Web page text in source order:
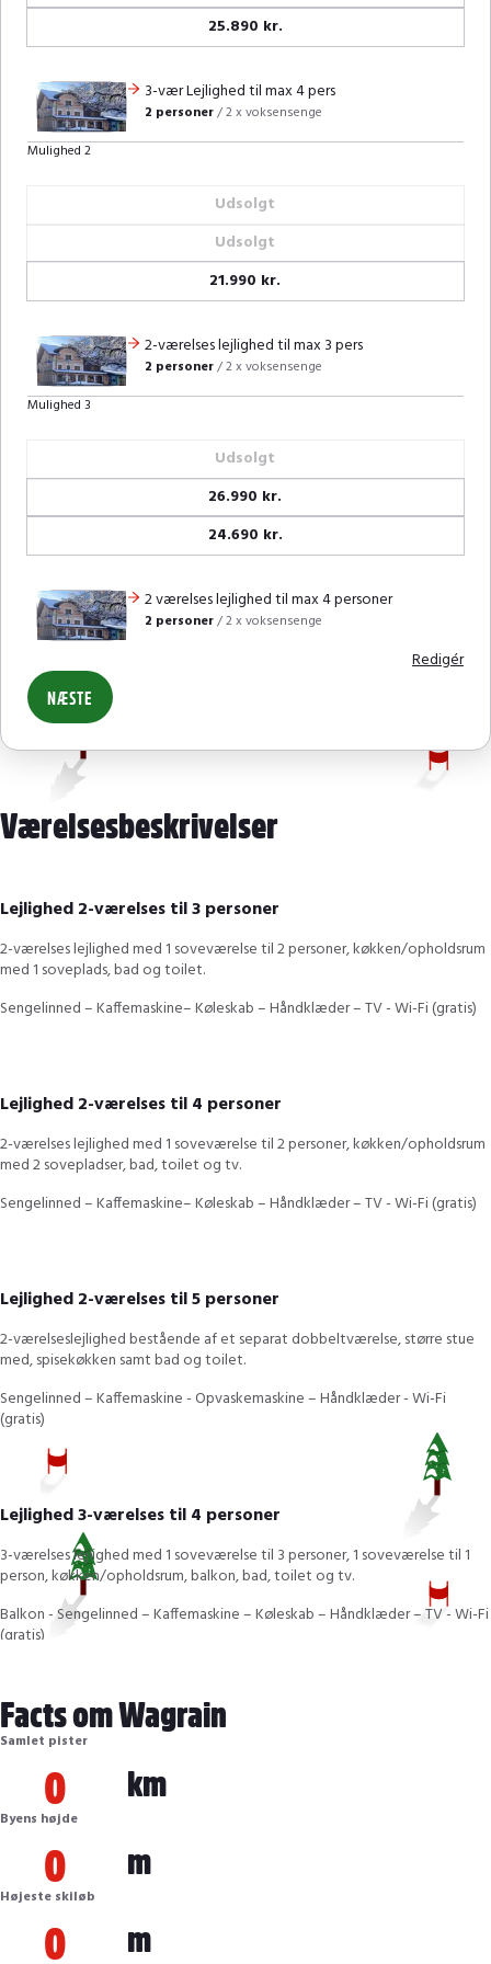
25.890 kr.
3-vær Lejlighed til max 4 pers
2 personer/2 x voksensenge
Mulighed 2
Udsolgt
Udsolgt
21.990 kr.
2-værelses lejlighed til max 3 pers
2 personer/2 x voksensenge
Mulighed 3
Udsolgt
26.990 kr.
24.690 kr.
2 værelses lejlighed til max 4 personer
2 personer/2 x voksensenge
Redigér
NÆSTE
Værelsesbeskrivelser
Lejlighed 2-værelses til 3 personer
2-værelses lejlighed med 1 soveværelse til 2 personer, køkken/opholdsrum
med 1 soveplads, bad og toilet.
Sengelinned – Kaffemaskine– Køleskab – Håndklæder – TV - Wi-Fi (gratis)
Lejlighed 2-værelses til 4 personer
2-værelses lejlighed med 1 soveværelse til 2 personer, køkken/opholdsrum
med 2 sovepladser, bad, toilet og tv.
Sengelinned – Kaffemaskine– Køleskab – Håndklæder – TV - Wi-Fi (gratis)
Lejlighed 2-værelses til 5 personer
2-værelseslejlighed bestående af et separat dobbeltværelse, større stue
med, spisekøkken samt bad og toilet.
Sengelinned – Kaffemaskine - Opvaskemaskine – Håndklæder - Wi-Fi
(gratis)
Lejlighed 3-værelses til 4 personer
3-værelses lejlighed med 1 soveværelse til 3 personer, 1 soveværelse til 1
person, køkken/opholdsrum, balkon, bad, toilet og tv.
Balkon - Sengelinned – Kaffemaskine – Køleskab – Håndklæder – TV - Wi-Fi
(gratis)
Lejlighed 3-Værelser til 5 Personer
3-værelses lejlighed bestående af et dobbeltværelse, et børneværelse, og
en stor stue med med 1 opredning. Wohnkuche, samt bad og toilet.
Balkon - Sengelinned, Kaffemaskine, Køleskab, Opvaskemaskine,
Facts om Wagrain
Samlet pister
0 km
Byens højde
0 m
Højeste skiløb
0 m